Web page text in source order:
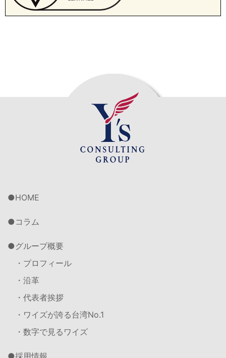
HOME
コラム
グループ概要
・プロフィール
・沿革
・代表者挨拶
・ワイズが誇る台湾No.1
・数字で見るワイズ
採用情報